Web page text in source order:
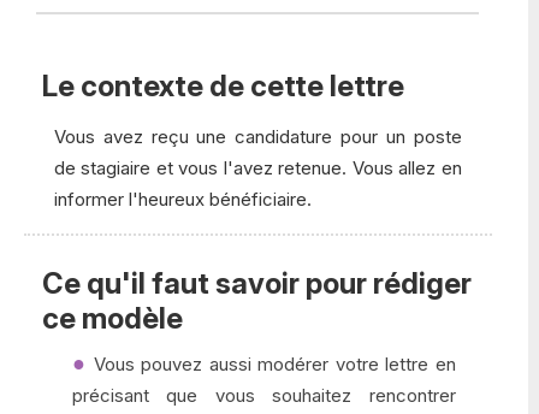
Le contexte de cette lettre
Vous avez reçu une candidature pour un poste
de stagiaire et vous l'avez retenue. Vous allez en
informer l'heureux bénéficiaire.
Ce qu'il faut savoir pour rédiger
ce modèle
Vous pouvez aussi modérer votre lettre en
précisant que vous souhaitez rencontrer